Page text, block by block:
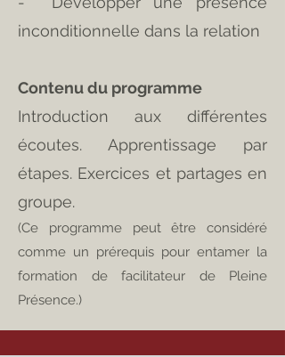
inconditionnelle dans la relation
Contenu du programme
Introduction aux différentes
écoutes. Apprentissage par
étapes. Exercices et partages en
groupe.
(Ce programme peut être considéré
comme un prérequis pour entamer la
formation de facilitateur de Pleine
Présence.)